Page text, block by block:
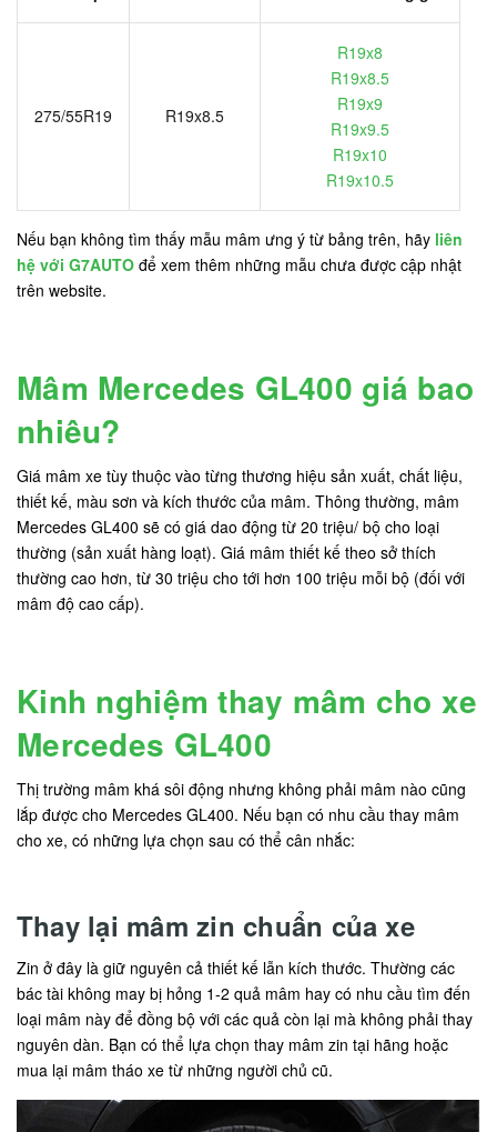
275/55R19 R19x8.5
R19x8
R19x8.5
R19x9
R19x9.5
R19x10
R19x10.5
Nếu bạn không tìm thấy mẫu mâm ưng ý từ bảng trên, hãy liên
hệ với G7AUTO để xem thêm những mẫu chưa được cập nhật
trên website.
Mâm Mercedes GL400 giá bao
nhiêu?
Giá mâm xe tùy thuộc vào từng thương hiệu sản xuất, chất liệu,
thiết kế, màu sơn và kích thước của mâm. Thông thường, mâm
Mercedes GL400 sẽ có giá dao động từ 20 triệu/ bộ cho loại
thường (sản xuất hàng loạt). Giá mâm thiết kế theo sở thích
thường cao hơn, từ 30 triệu cho tới hơn 100 triệu mỗi bộ (đối với
mâm độ cao cấp).
Kinh nghiệm thay mâm cho xe
Mercedes GL400
Thị trường mâm khá sôi động nhưng không phải mâm nào cũng
lắp được cho Mercedes GL400. Nếu bạn có nhu cầu thay mâm
cho xe, có những lựa chọn sau có thể cân nhắc:
Thay lại mâm zin chuẩn của xe
Zin ở đây là giữ nguyên cả thiết kế lẫn kích thước. Thường các
bác tài không may bị hỏng 1-2 quả mâm hay có nhu cầu tìm đến
loại mâm này để đồng bộ với các quả còn lại mà không phải thay
nguyên dàn. Bạn có thể lựa chọn thay mâm zin tại hãng hoặc
mua lại mâm tháo xe từ những người chủ cũ.